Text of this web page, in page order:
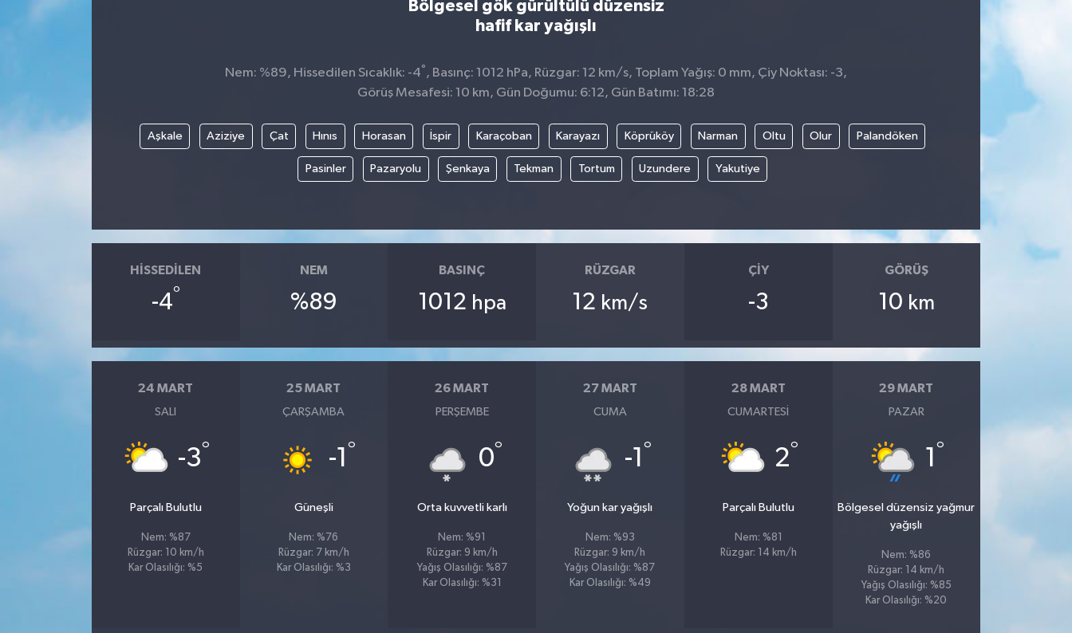
Bölgesel gök gürültülü düzensiz
hafif kar yağışlı
Nem: %89, Hissedilen Sıcaklık: -4° , Basınç: 1012 hPa, Rüzgar: 12 km/s, Toplam Yağış: 0 mm, Çiy Noktası: -3,
Görüş Mesafesi: 10 km, Gün Doğumu: 6:12, Gün Batımı: 18:28
Aşkale Aziziye Çat Hınıs Horasan İspir Karaçoban Karayazı Köprüköy Narman Oltu Olur Palandöken
Pasinler Pazaryolu Şenkaya Tekman Tortum Uzundere Yakutiye
HISSEDILEN
-4°
NEM
%89
BASINÇ
1012 hpa
RÜZGAR
12 km/s
ÇIY
-3
GÖRÜŞ
10 km
24 MART
SALI
-3°
Parçalı Bulutlu
Nem: %87
Rüzgar: 10 km/h
Kar Olasılığı: %5
25 MART
ÇARŞAMBA
-1 °
Güneşli
Nem: %76
Rüzgar: 7 km/h
Kar Olasılığı: %3
26 MART
PERŞEMBE
0°
Orta kuvvetli karlı
Nem: %91
Rüzgar: 9 km/h
Yağış Olasılığı: %87
Kar Olasılığı: %31
27 MART
CUMA
-1 °
Yoğun kar yağışlı
Nem: %93
Rüzgar: 9 km/h
Yağış Olasılığı: %87
Kar Olasılığı: %49
28 MART
CUMARTESI
2°
Parçalı Bulutlu
Nem: %81
Rüzgar: 14 km/h
29 MART
PAZAR
1 °
Bölgesel düzensiz yağmur
yağışlı
Nem: %86
Rüzgar: 14 km/h
Yağış Olasılığı: %85
Kar Olasılığı: %20